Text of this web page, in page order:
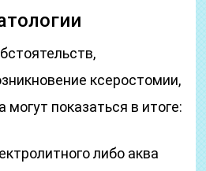
ксеростомии,
показаться в итоге:
либо аква